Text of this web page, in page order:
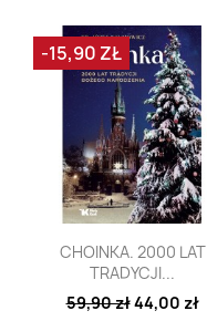
Szybki podgląd
CHOINKA. 2000 LAT
TRADYCJI...
59,90 zł44,00 zł
-15,90 ZŁ